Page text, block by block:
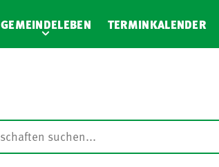
GEMEINDELEBEN TERMINKALENDER